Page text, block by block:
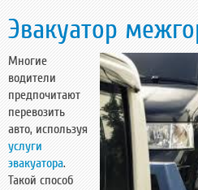
Эвакуатор
Многие
водители
предпочитают
перевозить
авто, используя
услуги
эвакуатора.
Такой способ